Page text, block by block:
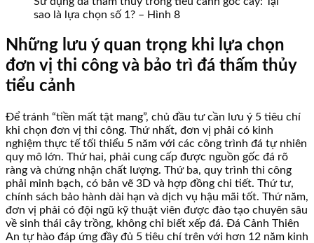
sao là lựa chọn số 1? – Hình 8
Những lưu ý quan trọng khi lựa chọn
đơn vị thi công và bảo trì đá thấm thủy
tiểu cảnh
Để tránh “tiền mất tật mang”, chủ đầu tư cần lưu ý 5 tiêu chí
khi chọn đơn vị thi công. Thứ nhất, đơn vị phải có kinh
nghiệm thực tế tối thiểu 5 năm với các công trình đá tự nhiên
quy mô lớn. Thứ hai, phải cung cấp được nguồn gốc đá rõ
ràng và chứng nhận chất lượng. Thứ ba, quy trình thi công
phải minh bạch, có bản vẽ 3D và hợp đồng chi tiết. Thứ tư,
chính sách bảo hành dài hạn và dịch vụ hậu mãi tốt. Thứ năm,
đơn vị phải có đội ngũ kỹ thuật viên được đào tạo chuyên sâu
về sinh thái cây trồng, không chỉ biết xếp đá. Đá Cảnh Thiên
An tự hào đáp ứng đầy đủ 5 tiêu chí trên với hơn 12 năm kinh